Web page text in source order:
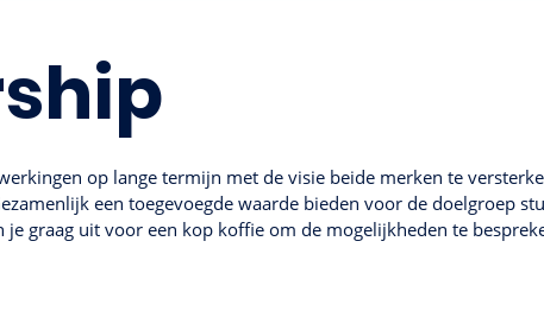
op lange termijn met de visie beide merken te
een toegevoegde waarde bieden voor de doelgroep
je graag uit voor een kop koffie om de mogelijkheden te